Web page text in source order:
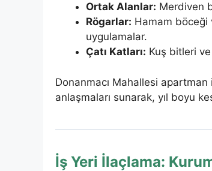
Ortak Alanlar: Merdiven
Rögarlar: Hamam böceği
uygulamalar.
Çatı Katları: Kuş bitleri
Donanmacı Mahallesi
anlaşmaları sunarak, yıl boyu
İş Yeri İlaçlama: